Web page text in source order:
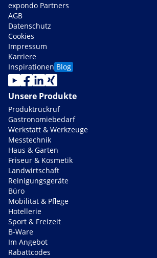
expondo Partners
AGB
Datenschutz
Cookies
Impressum
Karriere
Inspirationen Blog
Unsere Produkte
Produktrückruf
Gastronomiebedarf
Werkstatt & Werkzeuge
Messtechnik
Haus & Garten
Friseur & Kosmetik
Landwirtschaft
Reinigungsgeräte
Büro
Mobilität & Pflege
Hotellerie
Sport & Freizeit
B-Ware
Im Angebot
Rabattcodes